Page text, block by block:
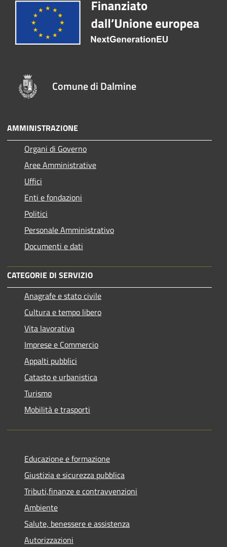
Comune di Dalmine
AMMINISTRAZIONE
Organi di Governo
Aree Amministrative
Uffici
Enti e fondazioni
Politici
Personale Amministrativo
Documenti e dati
CATEGORIE DI SERVIZIO
Anagrafe e stato civile
Cultura e tempo libero
Vita lavorativa
Imprese e Commercio
Appalti pubblici
Catasto e urbanistica
Turismo
Mobilità e trasporti
Educazione e formazione
Giustizia e sicurezza pubblica
Tributi,finanze e contravvenzioni
Ambiente
Salute, benessere e assistenza
Autorizzazioni